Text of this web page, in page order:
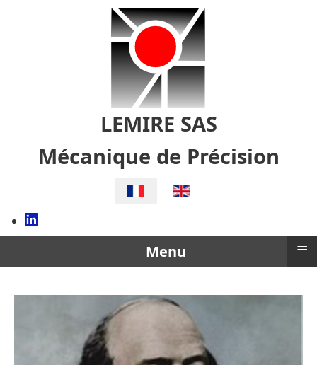
LEMIRE SAS
Mécanique de Précision
Sélectionnez votre langue
Menu ≡